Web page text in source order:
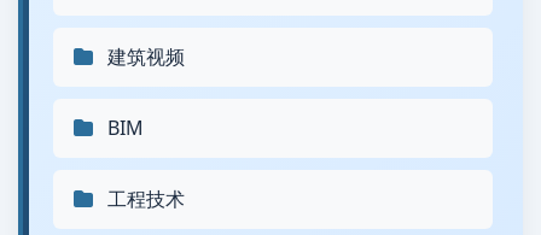
建筑视频
BIM
工程技术